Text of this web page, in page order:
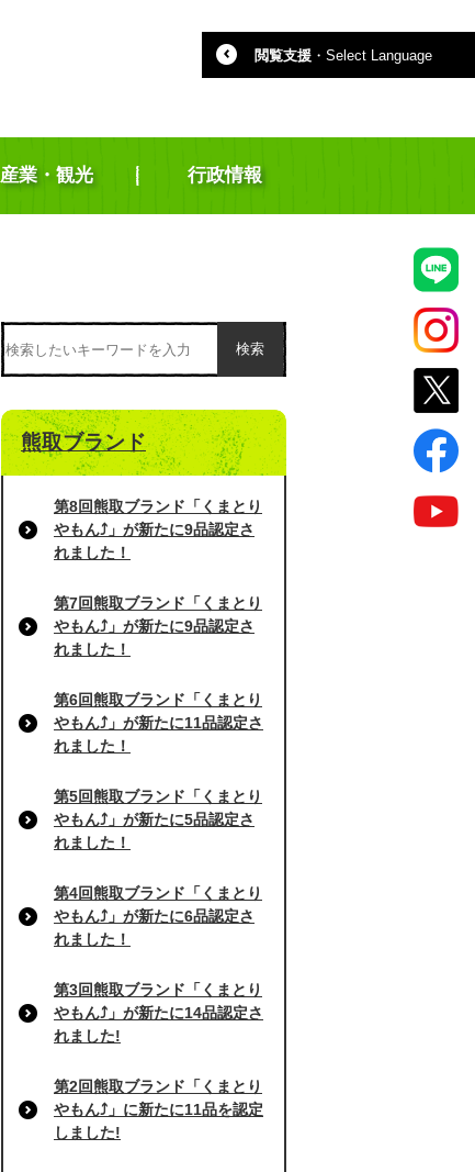
閲覧支援 ・ Select Language
産業・観光 行政情報
検索
熊取ブランド
第8回熊取ブランド「くまとり
やもん⤴」が新たに9品認定さ
れました！
第7回熊取ブランド「くまとり
やもん⤴」が新たに9品認定さ
れました！
第6回熊取ブランド「くまとり
やもん⤴」が新たに11品認定さ
れました！
第5回熊取ブランド「くまとり
やもん⤴」が新たに5品認定さ
れました！
第4回熊取ブランド「くまとり
やもん⤴」が新たに6品認定さ
れました！
第3回熊取ブランド「くまとり
やもん⤴」が新たに14品認定さ
れました!
第2回熊取ブランド「くまとり
やもん⤴」に新たに11品を認定
しました!